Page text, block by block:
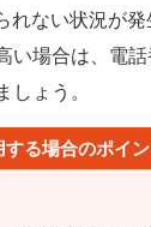
れない状況が発
い場合は、電
しょう。
する場合のポイン